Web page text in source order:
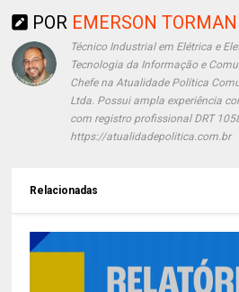
POR EMERSON
Técnico Industrial em Elétrica e
Tecnologia da Informação e
Chefe na Atualidade Política
Ltda. Possui ampla experiência
com registro profissional DRT
https://atualidadepolitica.com.br
Relacionadas